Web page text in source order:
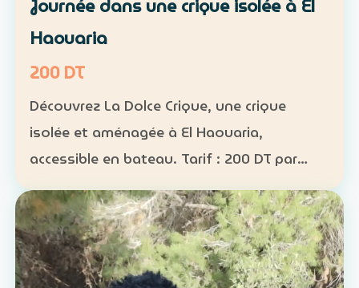
Journée dans une crique isolée à El
Haouaria
200 DT
Découvrez La Dolce Crique, une crique
isolée et aménagée à El Haouaria,
accessible en bateau. Tarif : 200 DT par
personne Fréquentation limitée : 50
personnes maximum dans la crique
Activités : kayak, paddle et snorkel…